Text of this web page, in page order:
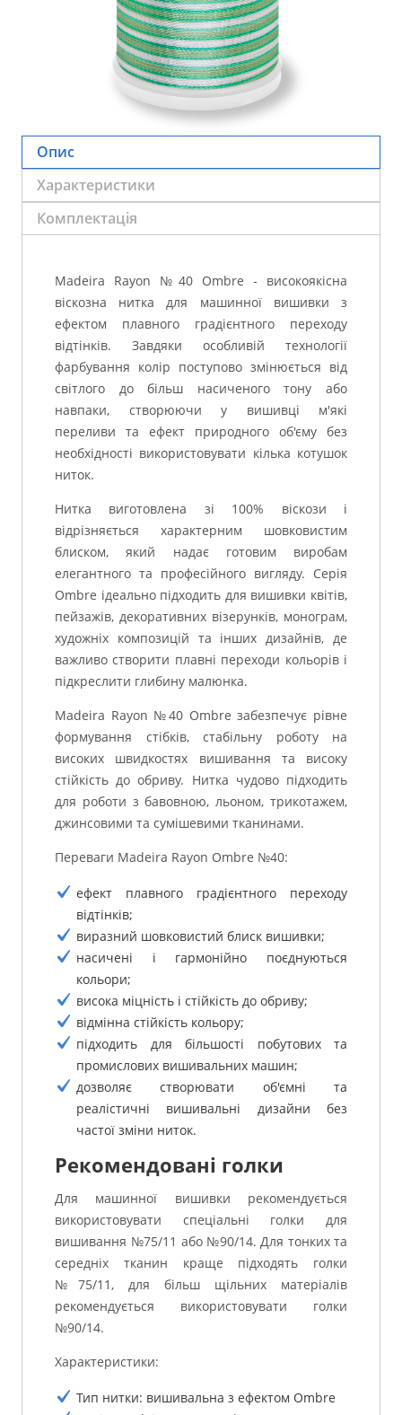
Опис
Характеристики
Комплектація
Madeira Rayon №40 Ombre - високоякісна
віскозна нитка для машинної вишивки з
ефектом плавного градієнтного переходу
відтінків. Завдяки особливій технології
фарбування колір поступово змінюється від
світлого до більш насиченого тону або
навпаки, створюючи у вишивці м'які
переливи та ефект природного об'єму без
необхідності використовувати кілька котушок
ниток.
Нитка виготовлена ​​зі 100% віскози і
відрізняється характерним шовковистим
блиском, який надає готовим виробам
елегантного та професійного вигляду. Серія
Ombre ідеально підходить для вишивки квітів,
пейзажів, декоративних візерунків, монограм,
художніх композицій та інших дизайнів, де
важливо створити плавні переходи кольорів і
підкреслити глибину малюнка.
Madeira Rayon №40 Ombre забезпечує рівне
формування стібків, стабільну роботу на
високих швидкостях вишивання та високу
стійкість до обриву. Нитка чудово підходить
для роботи з бавовною, льоном, трикотажем,
джинсовими та сумішевими тканинами.
Переваги Madeira Rayon Ombre №40:
ефект плавного градієнтного переходу
відтінків;
виразний шовковистий блиск вишивки;
насичені і гармонійно поєднуються
кольори;
висока міцність і стійкість до обриву;
відмінна стійкість кольору;
підходить для більшості побутових та
промислових вишивальних машин;
дозволяє створювати об'ємні та
реалістичні вишивальні дизайни без
частої зміни ниток.
Рекомендовані голки
Для машинної вишивки рекомендується
використовувати спеціальні голки для
вишивання №75/11 або №90/14. Для тонких та
середніх тканин краще підходять голки
№75/11, для більш щільних матеріалів
рекомендується використовувати голки
№90/14.
Характеристики:
Тип нитки: вишивальна з ефектом Ombre